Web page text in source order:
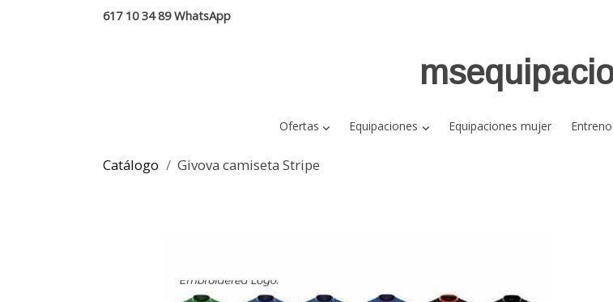
617 10 34 89 WhatsApp
Ofertas Equipaciones Equipaciones mujer
Catálogo Givova camiseta Stripe